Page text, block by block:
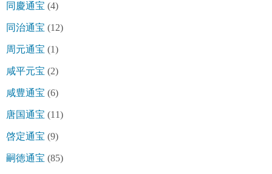
同慶通宝 (4)
同治通宝 (12)
周元通宝 (1)
咸平元宝 (2)
咸豊通宝 (6)
唐国通宝 (11)
啓定通宝 (9)
嗣徳通宝 (85)